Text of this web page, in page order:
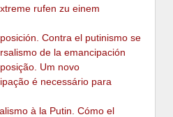
rufen zu einem
Contra el putinismo se
de la emancipación
Um novo
é necessário para
à la Putin. Cómo el